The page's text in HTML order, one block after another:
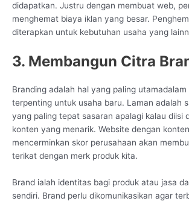
didapatkan. Justru dengan membuat web,
menghemat biaya iklan yang besar.
diterapkan untuk kebutuhan usaha yang
3. Membangun Citra
Branding adalah hal yang paling utamadalam
terpenting untuk usaha baru. Laman adalah
yang paling tepat sasaran apalagi kalau diisi
konten yang menarik. Website dengan
mencerminkan skor perusahaan akan
terikat dengan merk produk kita.
Brand ialah identitas bagi produk atau jasa
sendiri. Brand perlu dikomunikasikan agar